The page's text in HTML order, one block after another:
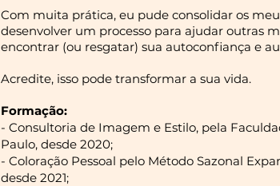
Com muita prática, eu pude consolidar os
desenvolver um processo para ajudar outras
encontrar (ou resgatar) sua autoconfiança e
Acredite, isso pode transformar a sua vida.
Formação:
- Consultoria de Imagem e Estilo, pela
Paulo, desde 2020;
- Coloração Pessoal pelo Método Sazonal
desde 2021;